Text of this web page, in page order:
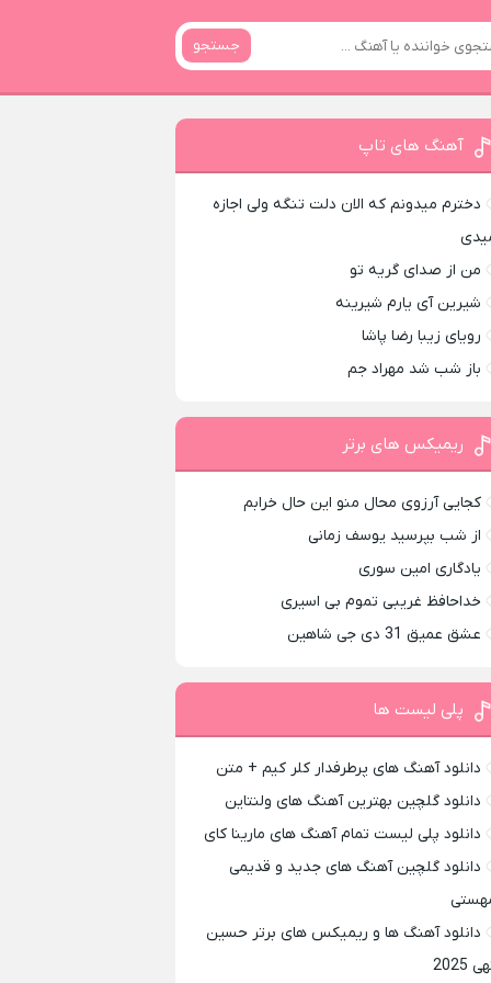
جستجو
آهنگ های تاپ
دخترم میدونم که الان دلت تنگه ولی اجازه
من از صدای گريه تو
شیرین آی یارم شیرینه
رویای زیبا رضا پاشا
باز شب شد مهراد جم
ریمیکس های برتر
کجایی آرزوی محال منو این حال خرابم
از شب بپرسید یوسف زمانی
یادگاری امین سوری
خداحافظ غریبی تموم بی اسیری
عشق عمیق 31 دی جی شاهین
پلی لیست ها
دانلود آهنگ های پرطرفدار کلر کیم + متن
دانلود گلچین بهترین آهنگ های ولنتاین
دانلود پلی لیست تمام آهنگ های مارینا کای
دانلود گلچین آهنگ های جدید و قدیمی
دانلود آهنگ ها و ریمیکس های برتر حسین
2025